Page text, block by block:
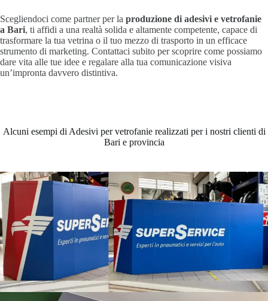
Scegliendoci come partner per la produzione di adesivi e vetrofanie
a Bari, ti affidi a una realtà solida e altamente competente, capace di
trasformare la tua vetrina o il tuo mezzo di trasporto in un efficace
strumento di marketing. Contattaci subito per scoprire come possiamo
dare vita alle tue idee e regalare alla tua comunicazione visiva
un’impronta davvero distintiva.
Alcuni esempi di Adesivi per vetrofanie realizzati per i nostri clienti di
Bari e provincia